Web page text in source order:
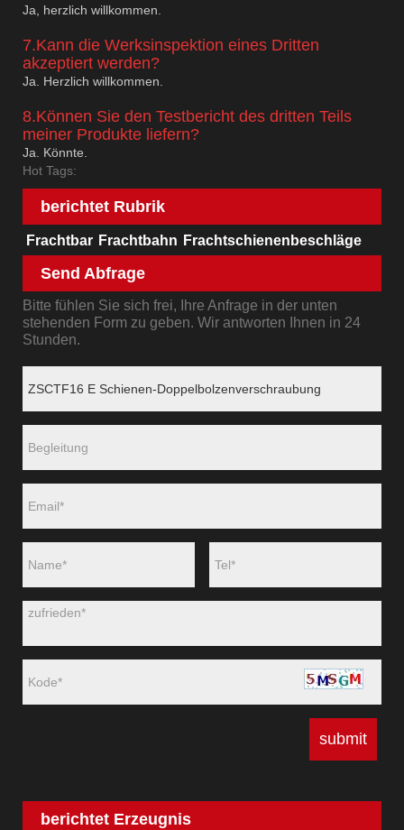
Ja, herzlich willkommen.
7.Kann die Werksinspektion eines Dritten
akzeptiert werden?
Ja. Herzlich willkommen.
8.Können Sie den Testbericht des dritten Teils
meiner Produkte liefern?
Ja. Könnte.
Hot Tags:
berichtet Rubrik
Frachtbar Frachtbahn Frachtschienenbeschläge
Send Abfrage
Bitte fühlen Sie sich frei, Ihre Anfrage in der unten
stehenden Form zu geben. Wir antworten Ihnen in 24
Stunden.
berichtet Erzeugnis